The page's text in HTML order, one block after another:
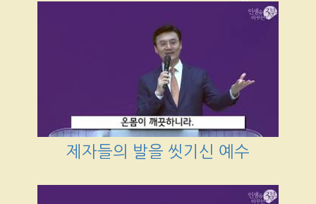
제자들의 발을 씻기신 예수